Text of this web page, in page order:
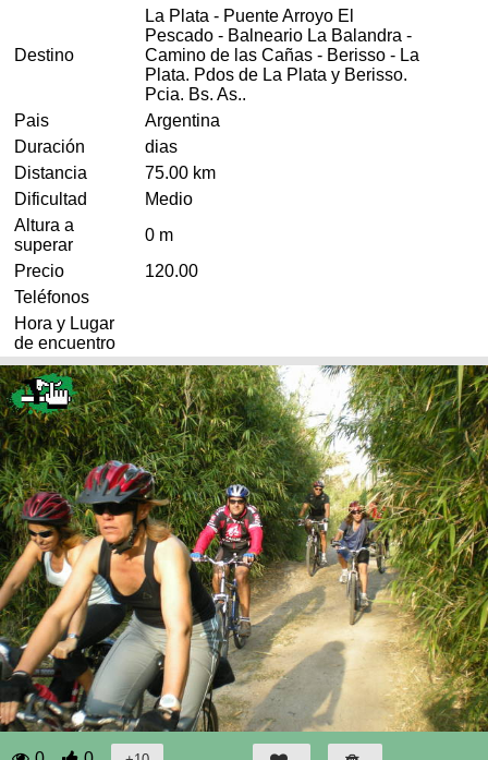
Destino
La Plata - Puente Arroyo El
Pescado - Balneario La Balandra -
Camino de las Cañas - Berisso - La
Plata. Pdos de La Plata y Berisso.
Pcia. Bs. As..
Pais
Argentina
Duración
dias
Distancia
75.00 km
Dificultad
Medio
Altura a
superar
0 m
Precio
120.00
Teléfonos
Hora y Lugar
de encuentro